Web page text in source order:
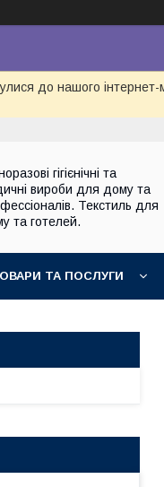
до нашого
гігієнічні та
вироби для дому та
Текстиль для
та готелей.
ТА ПОСЛУГИ